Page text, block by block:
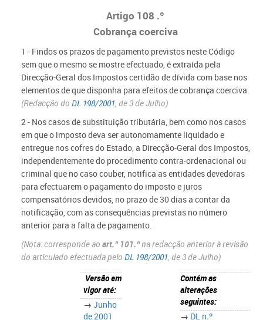
Artigo 108 .º
Cobrança coerciva
1 - Findos os prazos de pagamento previstos neste Código
sem que o mesmo se mostre efectuado, é extraída pela
Direcção-Geral dos Impostos certidão de dívida com base nos
elementos de que disponha para efeitos de cobrança coerciva.
(Redacção do DL 198/2001, de 3 de Julho)
2 - Nos casos de substituição tributária, bem como nos casos
em que o imposto deva ser autonomamente liquidado e
entregue nos cofres do Estado, a Direcção-Geral dos Impostos,
independentemente do procedimento contra-ordenacional ou
criminal que no caso couber, notifica as entidades devedoras
para efectuarem o pagamento do imposto e juros
compensatórios devidos, no prazo de 30 dias a contar da
notificação, com as consequências previstas no número
anterior para a falta de pagamento.
(Nota: corresponde ao art.º 101.ºna redacção anterior à revisão
do articulado efectuada pelo DL 198/2001, de 3 de Julho)
Versão em
vigor até:
→ Junho
de 2001
Contém as
alterações
seguintes:
→ DL n.º